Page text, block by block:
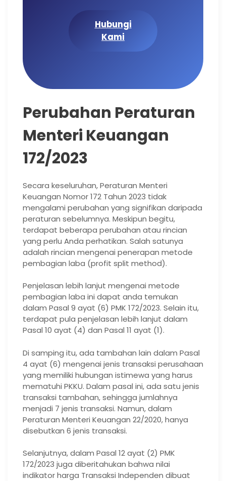
Hubungi
Kami
Perubahan Peraturan
Menteri Keuangan
172/2023
Secara keseluruhan, Peraturan Menteri
Keuangan Nomor 172 Tahun 2023 tidak
mengalami perubahan yang signifikan daripada
peraturan sebelumnya. Meskipun begitu,
terdapat beberapa perubahan atau rincian
yang perlu Anda perhatikan. Salah satunya
adalah rincian mengenai penerapan metode
pembagian laba (profit split method).
Penjelasan lebih lanjut mengenai metode
pembagian laba ini dapat anda temukan
dalam Pasal 9 ayat (6) PMK 172/2023. Selain itu,
terdapat pula penjelasan lebih lanjut dalam
Pasal 10 ayat (4) dan Pasal 11 ayat (1).
Di samping itu, ada tambahan lain dalam Pasal
4 ayat (6) mengenai jenis transaksi perusahaan
yang memiliki hubungan istimewa yang harus
mematuhi PKKU. Dalam pasal ini, ada satu jenis
transaksi tambahan, sehingga jumlahnya
menjadi 7 jenis transaksi. Namun, dalam
Peraturan Menteri Keuangan 22/2020, hanya
disebutkan 6 jenis transaksi.
Selanjutnya, dalam Pasal 12 ayat (2) PMK
172/2023 juga diberitahukan bahwa nilai
indikator harga Transaksi Independen dibuat